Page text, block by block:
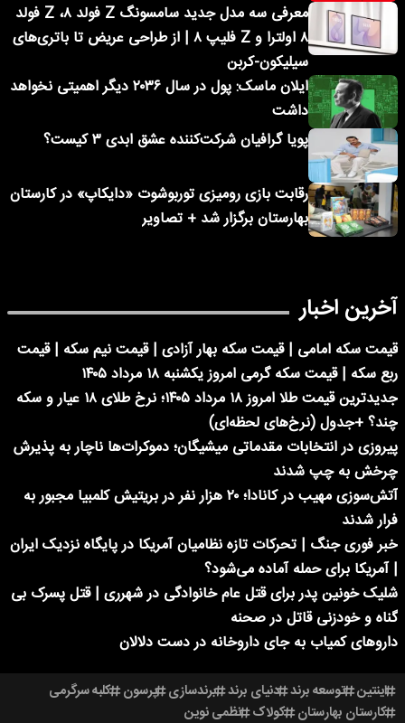
معرفی سه مدل جدید سامسونگ Z فولد ۸، Z فولد
۸ اولترا و Z فلیپ ۸ | از طراحی عریض تا باتری‌های
سیلیکون-کربن
ایلان ماسک: پول در سال ۲۰۳۶ دیگر اهمیتی نخواهد
داشت
پویا گرافیان شرکت‌کننده عشق ابدی ۳ کیست؟
رقابت بازی رومیزی توربوشوت «دایکاپ» در کارستان
بهارستان برگزار شد + تصاویر
آخرین اخبار
قیمت سکه امامی | قیمت سکه بهار آزادی | قیمت نیم سکه | قیمت
ربع سکه | قیمت سکه گرمی امروز یکشنبه ۱۸ مرداد ۱۴۰۵
جدیدترین قیمت طلا امروز ۱۸ مرداد ۱۴۰۵؛ نرخ طلای ۱۸ عیار و سکه
چند؟ +جدول (نرخ‌های لحظه‌ای)
پیروزی در انتخابات مقدماتی میشیگان؛ دموکرات‌ها ناچار به پذیرش
چرخش به چپ شدند
آتش‌سوزی مهیب در کانادا؛ ۲۰ هزار نفر در بریتیش کلمبیا مجبور به
فرار شدند
خبر فوری جنگ | تحرکات تازه نظامیان آمریکا در پایگاه نزدیک ایران
| آمریکا برای حمله آماده می‌شود؟
شلیک خونین پدر برای قتل عام خانوادگی در شهرری | قتل پسرک بی
گناه و خودزنی قاتل در صحنه
داروهای کمیاب به جای داروخانه در دست دلالان
اینتین توسعه برند دنیای برند برندسازی پرسون کلبه سرگرمی
کارستان بهارستان کولاک نظمی نوین